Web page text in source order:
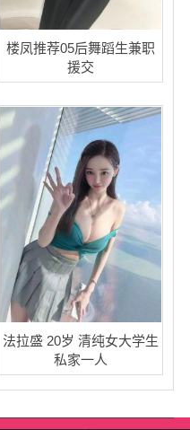
楼凤推荐05后舞蹈生兼职
援交
法拉盛 20岁 清纯女大学生
私家一人